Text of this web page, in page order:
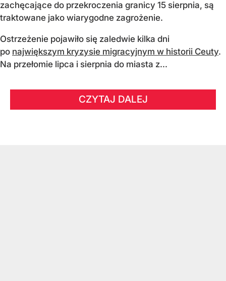
zachęcające do przekroczenia granicy 15 sierpnia, są
traktowane jako wiarygodne zagrożenie.
Ostrzeżenie pojawiło się zaledwie kilka dni
po największym kryzysie migracyjnym w historii Ceuty.
Na przełomie lipca i sierpnia do miasta z...
CZYTAJ DALEJ